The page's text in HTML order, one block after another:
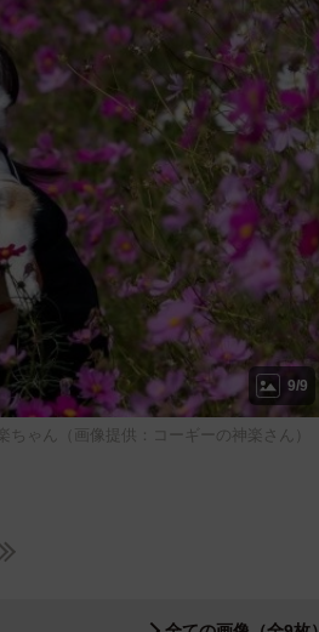
9/9
ゃん（画像提供：コーギーの神楽さん）